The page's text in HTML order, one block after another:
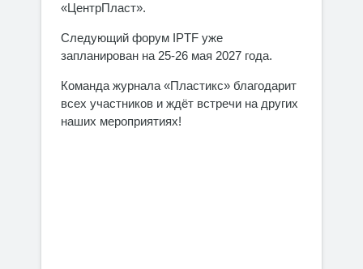
«ЦентрПласт».
Следующий форум IPTF уже
запланирован на 25-26 мая 2027 года.
Команда журнала «Пластикс» благодарит
всех участников и ждёт встречи на других
наших мероприятиях!